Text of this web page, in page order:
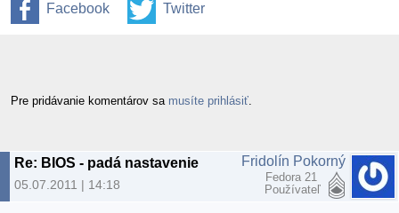
Facebook Twitter
Pre pridávanie komentárov sa musíte prihlásiť
Re: BIOS - padá nastavenie
05.07.2011 | 14:18
Fridolín Pokorný
Fedora 21
Používateľ